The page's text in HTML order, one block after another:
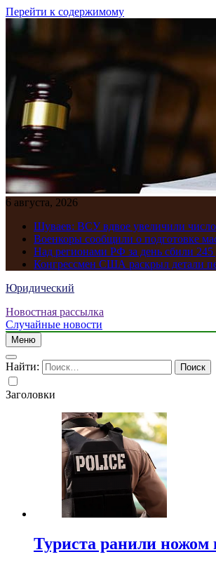
Перейти к содержимому
6 августа, 2026
Шуваев: ВСУ вдвое увеличили число
Военкоры сообщили о подготовке
Над регионами РФ за день сбили 245
Конгрессмен США раскрыл детали
Юридический
Новостная рассылка
Случайные новости
Меню
Найти:
Заголовки
Туриста ранили